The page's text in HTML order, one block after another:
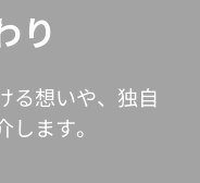
り
る想いや、独自
ます。